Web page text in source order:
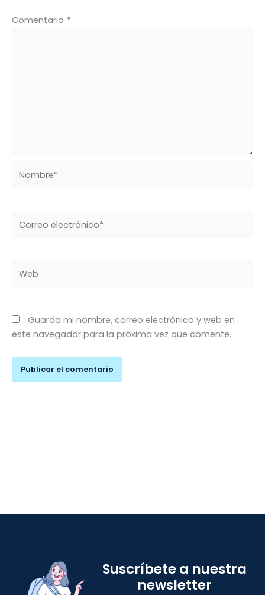
Comentario *
electrónico*
Guarda mi nombre, correo electrónico y web en
este navegador para la próxima vez que comente.
Suscríbete a nuestra
newsletter